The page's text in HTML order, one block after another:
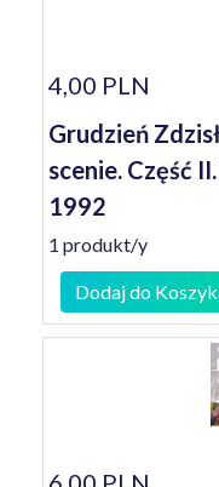
4,00 PLN
Grudzień
scenie. Część
1992
1 produkt/y
Dodaj do